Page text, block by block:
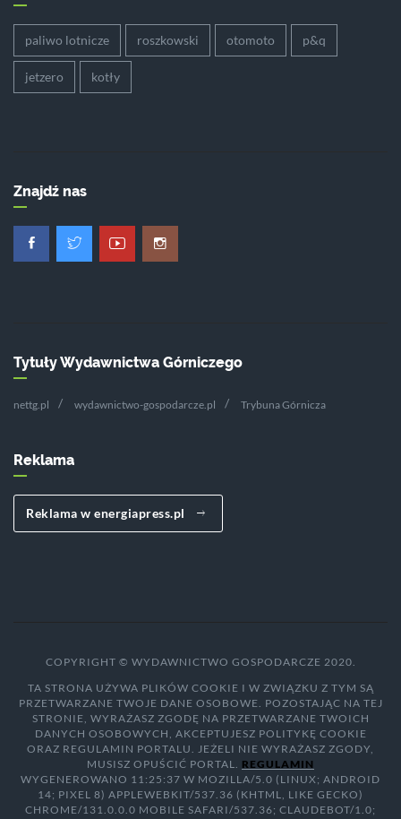
paliwo lotnicze roszkowski otomoto p&q
jetzero kotły
Znajdź nas
Tytuły Wydawnictwa Górniczego
nettg.pl wydawnictwo-gospodarcze.pl Trybuna Górnicza
Reklama
Reklama w energiapress.pl
COPYRIGHT © WYDAWNICTWO GOSPODARCZE 2020.
TA STRONA UŻYWA PLIKÓW COOKIE I W ZWIĄZKU Z TYM SĄ
PRZETWARZANE TWOJE DANE OSOBOWE. POZOSTAJĄC NA TEJ
STRONIE, WYRAŻASZ ZGODĘ NA PRZETWARZANE TWOICH
DANYCH OSOBOWYCH, AKCEPTUJESZ POLITYKĘ COOKIE
ORAZ REGULAMIN PORTALU. JEŻELI NIE WYRAŻASZ ZGODY,
MUSISZ OPUŚCIĆ PORTAL. REGULAMIN
WYGENEROWANO 11:25:37 W MOZILLA/5.0 (LINUX; ANDROID
14; PIXEL 8) APPLEWEBKIT/537.36 (KHTML, LIKE GECKO)
CHROME/131.0.0.0 MOBILE SAFARI/537.36; CLAUDEBOT/1.0;